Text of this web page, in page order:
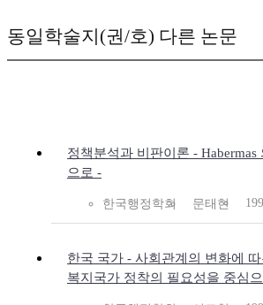
동일학술지(권/호) 다른 논문
정책분석과 비판이론 -
으로 -
한국행정학회 문태현
한국 국가 - 사회관계의 변화에
복지국가 정착의 필요성을 중심